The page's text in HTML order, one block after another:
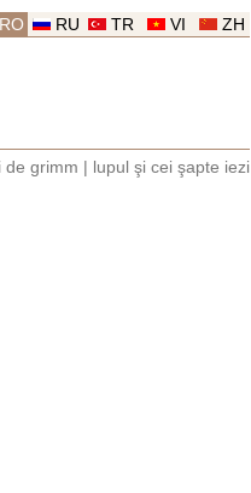
ZH
VI
TR
RU
RO
de grimm lupul şi cei şapte iezi